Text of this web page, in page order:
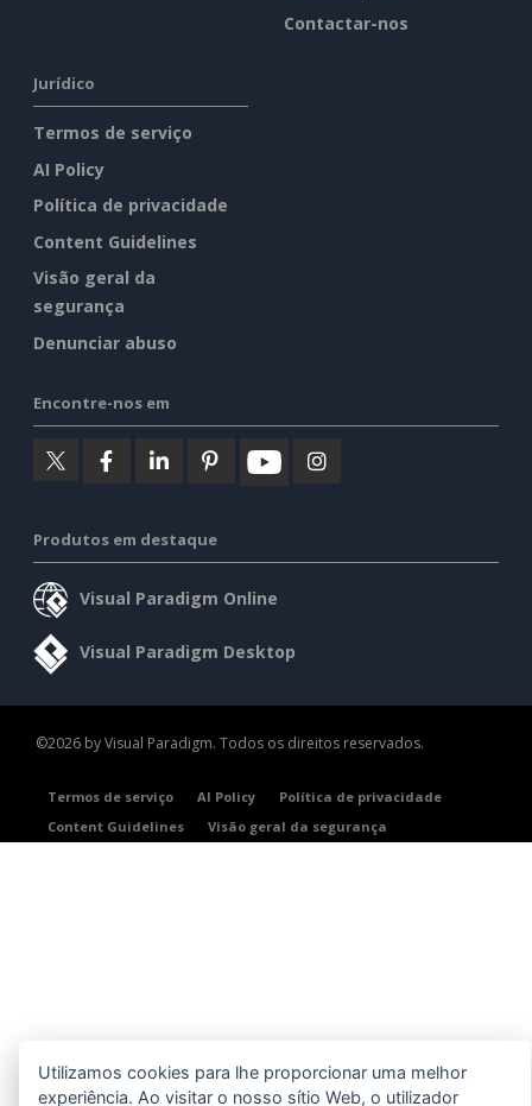
Contactar-nos
Jurídico
Termos de serviço
AI Policy
Política de privacidade
Content Guidelines
Visão geral da
segurança
Denunciar abuso
Encontre-nos em
Produtos em destaque
Visual Paradigm Online
Visual Paradigm Desktop
©2026 by Visual Paradigm. Todos os direitos reservados.
Termos de serviço AI Policy
Política de privacidade
Content Guidelines
Visão geral da segurança
Utilizamos cookies para lhe proporcionar uma melhor
experiência. Ao visitar o nosso sítio Web, o utilizador